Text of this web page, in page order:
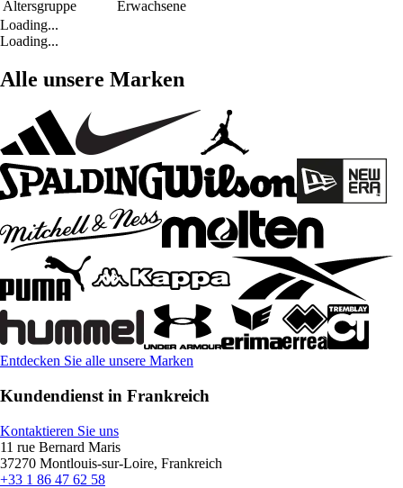
Altersgruppe
Erwachsene
Loading...
Loading...
Alle unsere Marken
Entdecken Sie alle unsere Marken
Kundendienst in Frankreich
Kontaktieren Sie uns
11 rue Bernard Maris
37270 Montlouis-sur-Loire, Frankreich
+33 1 86 47 62 58